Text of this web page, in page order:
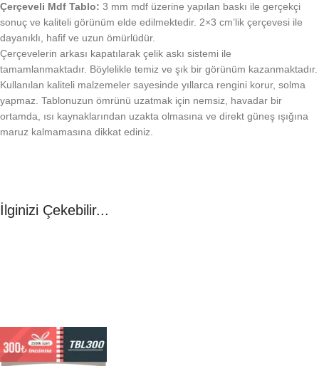
Çerçeveli Mdf Tablo: 3 mm mdf üzerine yapılan baskı ile gerçekçi
sonuç ve kaliteli görünüm elde edilmektedir. 2×3 cm’lik çerçevesi ile
dayanıklı, hafif ve uzun ömürlüdür.
Çerçevelerin arkası kapatılarak çelik askı sistemi ile
tamamlanmaktadır. Böylelikle temiz ve şık bir görünüm kazanmaktadır.
Kullanılan kaliteli malzemeler sayesinde yıllarca rengini korur, solma
yapmaz. Tablonuzun ömrünü uzatmak için nemsiz, havadar bir
ortamda, ısı kaynaklarından uzakta olmasına ve direkt güneş ışığına
maruz kalmamasına dikkat ediniz.
İlginizi Çekebilir...